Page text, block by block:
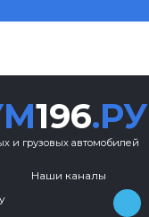
196.РУ
и грузовых автомобилей
Наши каналы